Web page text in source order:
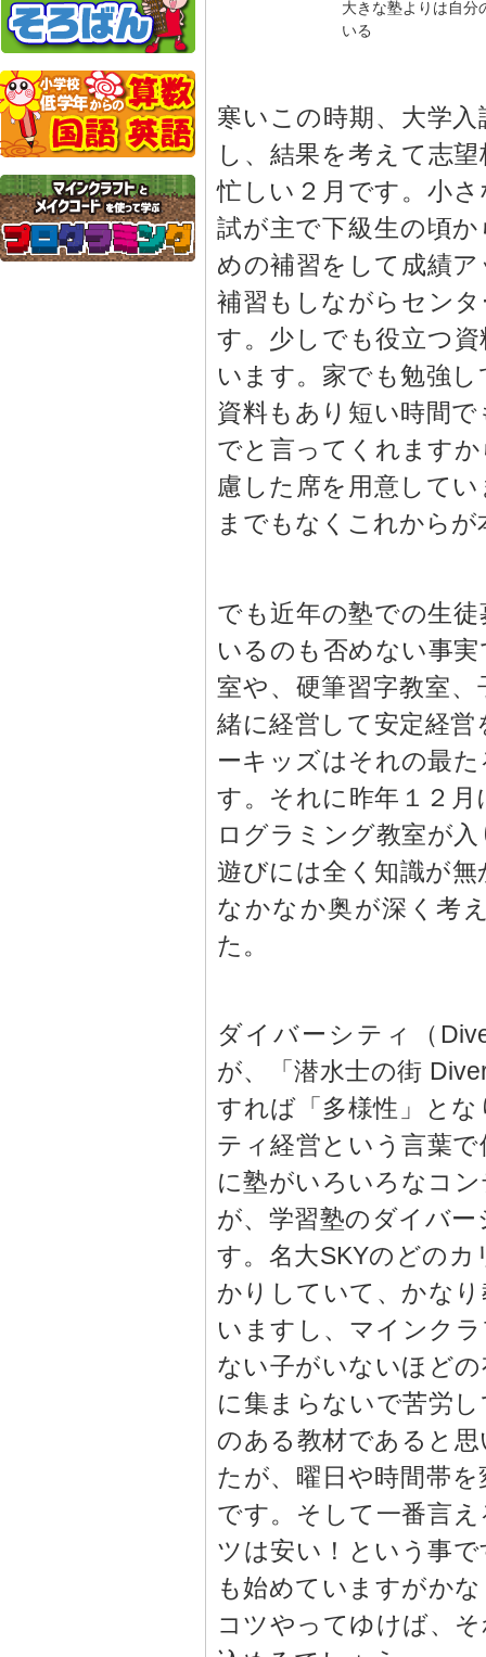
大きな塾よりは自分
いる
寒いこの時期、大学
し、結果を考えて志
忙しい２月です。小
試が主で下級生の頃
めの補習をして成績
補習もしながらセン
す。少しでも役立つ
います。家でも勉強
資料もあり短い時間
でと言ってくれます
慮した席を用意して
までもなくこれからが
でも近年の塾での生
いるのも否めない事
室や、硬筆習字教室
緒に経営して安定経
ーキッズはそれの最
す。それに昨年１２
ログラミング教室が
遊びには全く知識が
なかなか奥が深く考
た。
ダイバーシティ（
が、「潜水士の街
すれば「多様性」と
ティ経営という言葉
に塾がいろいろなコ
が、学習塾のダイバ
す。名大SKYのどの
かりしていて、かな
いますし、マインク
ない子がいないほど
に集まらないで苦労
のある教材であると
たが、曜日や時間帯
です。そして一番言
ツは安い！という事
も始めていますがか
コツやってゆけば、